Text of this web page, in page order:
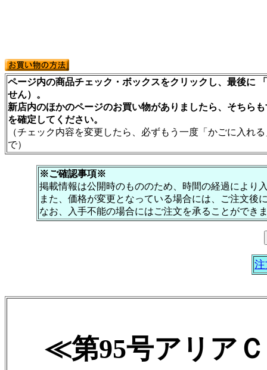
ページ内の商品チェック・ボックスをクリックし、最後に
せん）。
新店内のほかのページのお買い物がありましたら、そちら
を確定してください。
（チェック内容を変更したら、必ずもう一度「かごに入れ
で）
※ご確認事項※
掲載情報は公開時のもののため、時間の経過により
また、価格が変更となっている場合には、ご注文後
なお、入手不能の場合にはご注文を承ることができ
≪第95号アリア